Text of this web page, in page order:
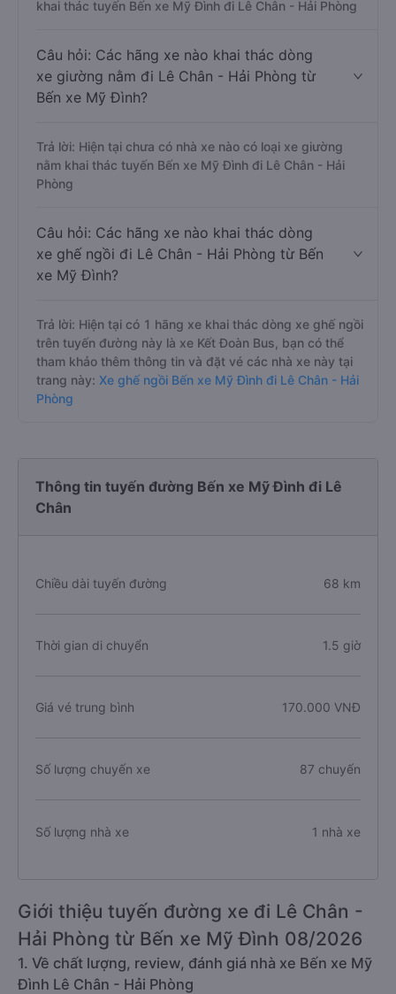
khai thác tuyến Bến xe Mỹ Đình đi Lê Chân - Hải Phòng
Câu hỏi: Các hãng xe nào khai thác dòng
xe giường nằm đi Lê Chân - Hải Phòng từ
Bến xe Mỹ Đình?
Trả lời: Hiện tại chưa có nhà xe nào có loại xe giường
nằm khai thác tuyến Bến xe Mỹ Đình đi Lê Chân - Hải
Phòng
Câu hỏi: Các hãng xe nào khai thác dòng
xe ghế ngồi đi Lê Chân - Hải Phòng từ Bến
xe Mỹ Đình?
Trả lời: Hiện tại có 1 hãng xe khai thác dòng xe ghế ngồi
trên tuyến đường này là xe Kết Đoàn Bus, bạn có thể
tham khảo thêm thông tin và đặt vé các nhà xe này tại
trang này: Xe ghế ngồi Bến xe Mỹ Đình đi Lê Chân - Hải
Phòng
Thông tin tuyến đường Bến xe Mỹ Đình đi Lê
Chân
Chiều dài tuyến đường 68 km
Thời gian di chuyển 1.5 giờ
Giá vé trung bình 170.000 VNĐ
Số lượng chuyến xe 87 chuyến
Số lượng nhà xe 1 nhà xe
Giới thiệu tuyến đường xe đi Lê Chân -
Hải Phòng từ Bến xe Mỹ Đình 08/2026
1. Về chất lượng, review, đánh giá nhà xe Bến xe Mỹ
Đình Lê Chân - Hải Phòng